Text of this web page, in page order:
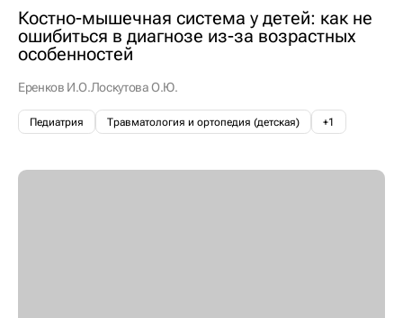
Костно-мышечная система у детей: как не
ошибиться в диагнозе из-за возрастных
особенностей
Еренков И.О.Лоскутова О.Ю.
Педиатрия Травматология и ортопедия (детская) +1